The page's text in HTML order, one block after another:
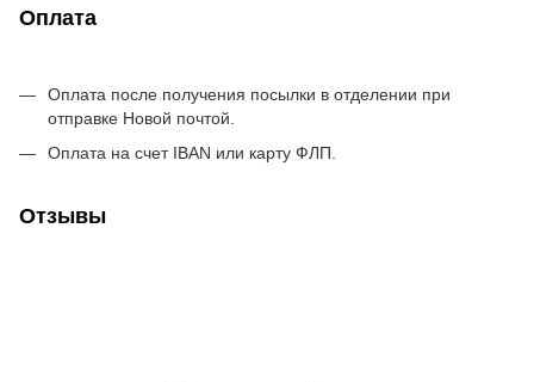
Оплата
Оплата после получения посылки в отделении при
отправке Новой почтой.
Оплата на счет IBAN или карту ФЛП.
Отзывы